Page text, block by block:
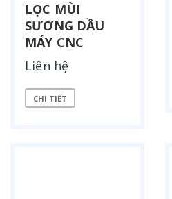
LỌC MÙI
SƯƠNG DẦU
MÁY CNC
Liên hệ
CHI TIẾT